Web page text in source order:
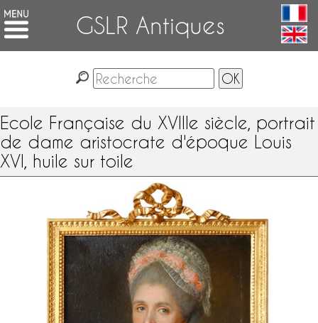
GSLR Antiques
Ecole Française du XVIIIe siècle, portrait
de dame aristocrate d'époque Louis
XVI, huile sur toile